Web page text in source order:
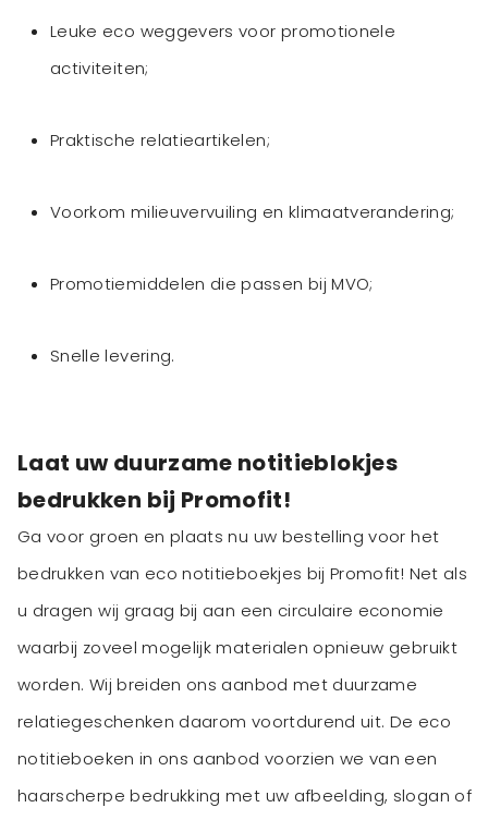
Leuke eco weggevers voor promotionele
activiteiten;
Praktische relatieartikelen;
Voorkom milieuvervuiling en klimaatverandering;
Promotiemiddelen die passen bij MVO;
Snelle levering.
Laat uw duurzame notitieblokjes
bedrukken bij Promofit!
Ga voor groen en plaats nu uw bestelling voor het
bedrukken van eco notitieboekjes bij Promofit! Net als
u dragen wij graag bij aan een circulaire economie
waarbij zoveel mogelijk materialen opnieuw gebruikt
worden. Wij breiden ons aanbod met duurzame
relatiegeschenken daarom voortdurend uit. De eco
notitieboeken in ons aanbod voorzien we van een
haarscherpe bedrukking met uw afbeelding, slogan of